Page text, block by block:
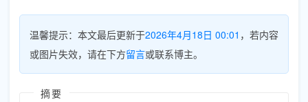
温馨提示：本文最后更新于2026年4月18日 00:01 ，若内容
或图片失效，请在下方留言或联系博主。
摘要